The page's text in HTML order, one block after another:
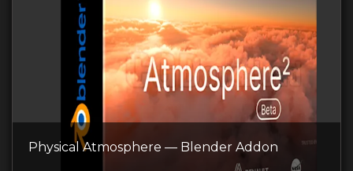
Physical Atmosphere — Blender Addon